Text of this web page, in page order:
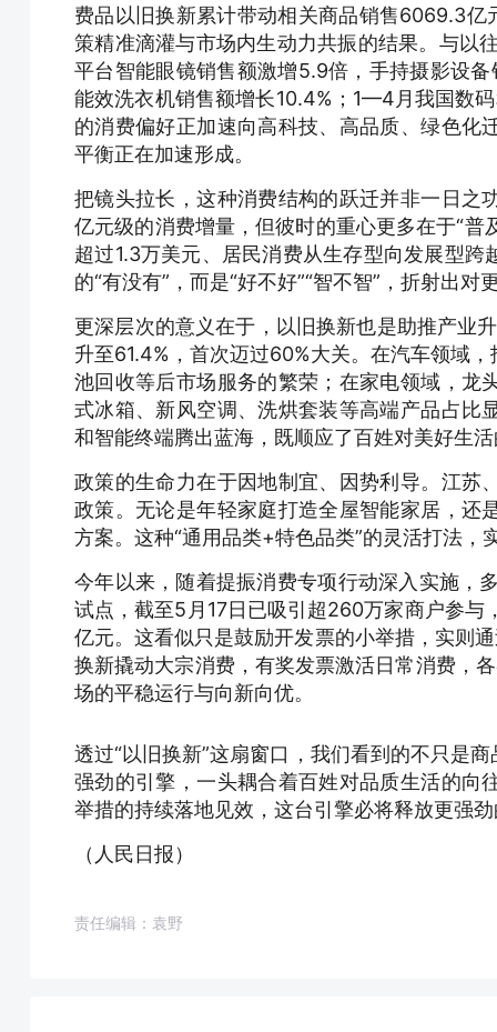
费品以旧换新累计带动相关商品销售6069.3
策精准滴灌与市场内生动力共振的结果。与以
平台智能眼镜销售额激增5.9倍，手持摄影设
能效洗衣机销售额增长10.4%；1—4月我国数
的消费偏好正加速向高科技、高品质、绿色化
平衡正在加速形成。
把镜头拉长，这种消费结构的跃迁并非一日之
亿元级的消费增量，但彼时的重心更多在于“普
超过1.3万美元、居民消费从生存型向发展型
的“有没有”，而是“好不好”“智不智”，折射出
更深层次的意义在于，以旧换新也是助推产业
升至61.4%，首次迈过60%大关。在汽车领域
池回收等后市场服务的繁荣；在家电领域，龙
式冰箱、新风空调、洗烘套装等高端产品占比
和智能终端腾出蓝海，既顺应了百姓对美好生
政策的生命力在于因地制宜、因势利导。江苏
政策。无论是年轻家庭打造全屋智能家居，还
方案。这种“通用品类+特色品类”的灵活打法
今年以来，随着提振消费专项行动深入实施，
试点，截至5月17日已吸引超260万家商户参
亿元。这看似只是鼓励开发票的小举措，实则
换新撬动大宗消费，有奖发票激活日常消费，
场的平稳运行与向新向优。
透过“以旧换新”这扇窗口，我们看到的不只是
强劲的引擎，一头耦合着百姓对品质生活的向
举措的持续落地见效，这台引擎必将释放更强
（人民日报）
责任编辑：袁野